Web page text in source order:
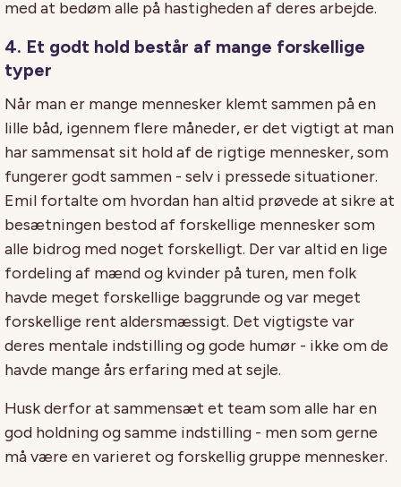
med at bedøm alle på hastigheden af deres arbejde.
4. Et godt hold består af mange forskellige
typer
Når man er mange mennesker klemt sammen på en
lille båd, igennem flere måneder, er det vigtigt at man
har sammensat sit hold af de rigtige mennesker, som
fungerer godt sammen - selv i pressede situationer.
Emil fortalte om hvordan han altid prøvede at sikre at
besætningen bestod af forskellige mennesker som
alle bidrog med noget forskelligt. Der var altid en lige
fordeling af mænd og kvinder på turen, men folk
havde meget forskellige baggrunde og var meget
forskellige rent aldersmæssigt. Det vigtigste var
deres mentale indstilling og gode humør - ikke om de
havde mange års erfaring med at sejle.
Husk derfor at sammensæt et team som alle har en
god holdning og samme indstilling - men som gerne
må være en varieret og forskellig gruppe mennesker.